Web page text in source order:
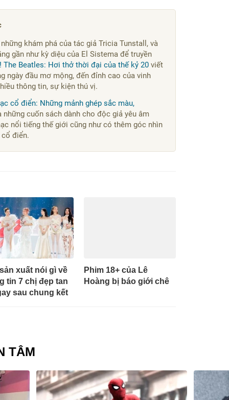
khám phá của tác giả Tricia Tunstall, và
gần như kỳ diệu của El Sistema để truyền
The Beatles: Hơi thở thời đại của thế kỷ 20 viết
ngày đầu mơ mộng, đến đỉnh cao của vinh
thông tin, sự kiện thú vị.
cổ điển: Những mảnh ghép sắc màu,
cuốn sách dành cho độc giả yêu âm
nổi tiếng thế giới cũng như có thêm góc nhìn
cổ điển.
xuất nói gì về
tin 7 chị đẹp tan
sau chung kết
Phim 18+ của Lê
Hoàng bị báo giới chê
TÂM